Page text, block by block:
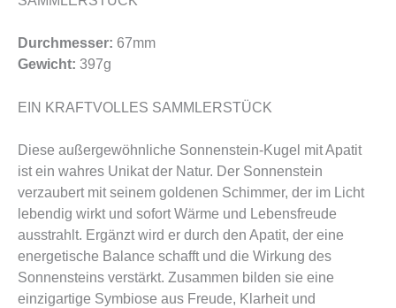
Durchmesser: 67mm
Gewicht: 397g
EIN KRAFTVOLLES SAMMLERSTÜCK
Diese außergewöhnliche Sonnenstein-Kugel mit Apatit
ist ein wahres Unikat der Natur. Der Sonnenstein
verzaubert mit seinem goldenen Schimmer, der im Licht
lebendig wirkt und sofort Wärme und Lebensfreude
ausstrahlt. Ergänzt wird er durch den Apatit, der eine
energetische Balance schafft und die Wirkung des
Sonnensteins verstärkt. Zusammen bilden sie eine
einzigartige Symbiose aus Freude, Klarheit und